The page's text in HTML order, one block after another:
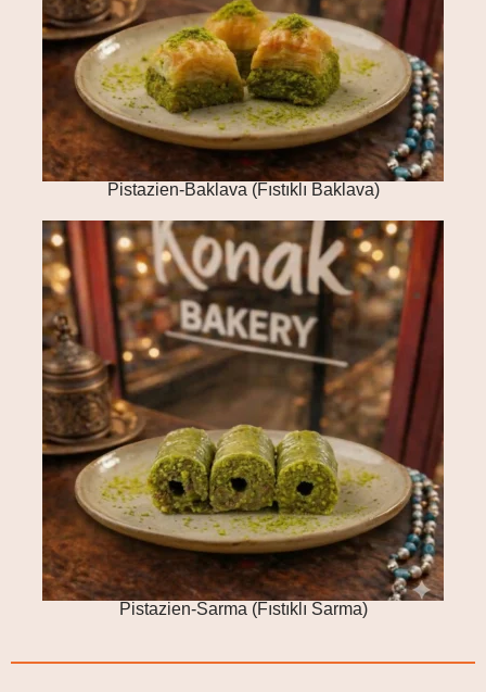
Pistazien-Baklava (Fıstıklı Baklava)
Pistazien-Sarma (Fıstıklı Sarma)